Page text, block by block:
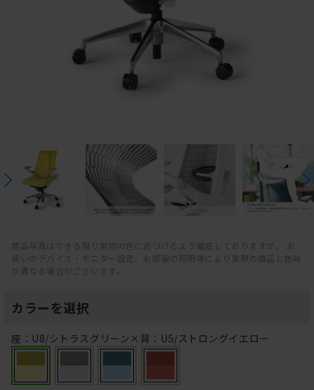
商品写真はできる限り実物の色に近づけるよう徹底しておりますが、 お
使いのデバイス・モニター設定、お部屋の照明等により実際の商品と色味
が異なる場合がございます。
カラーを選択
座：U8/シトラスグリーン×背：U5/ストロングイエロー